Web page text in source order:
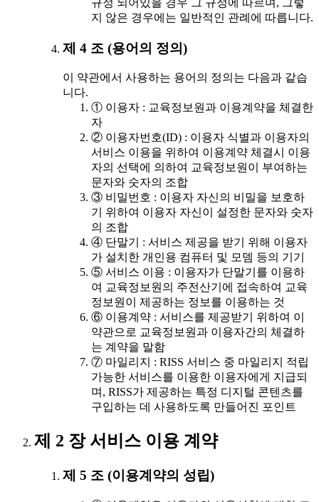
규정 되어있을 경우 그 규정에 따르며, 그렇
지 않은 경우에는 일반적인 관례에 따릅니다.
제 4 조 (용어의 정의)
이 약관에서 사용하는 용어의 정의는 다음과 같습
니다.
① 이용자 : 교육정보원과 이용계약을 체결한
자
② 이용자번호(ID) : 이용자 식별과 이용자의
서비스 이용을 위하여 이용계약 체결시 이용
자의 선택에 의하여 교육정보원이 부여하는
문자와 숫자의 조합
③ 비밀번호 : 이용자 자신의 비밀을 보호하
기 위하여 이용자 자신이 설정한 문자와 숫자
의 조합
④ 단말기 : 서비스 제공을 받기 위해 이용자
가 설치한 개인용 컴퓨터 및 모뎀 등의 기기
⑤ 서비스 이용 : 이용자가 단말기를 이용하
여 교육정보원의 주전산기에 접속하여 교육
정보원이 제공하는 정보를 이용하는 것
⑥ 이용계약 : 서비스를 제공받기 위하여 이
약관으로 교육정보원과 이용자간의 체결하
는 계약을 말함
⑦ 마일리지 : RISS 서비스 중 마일리지 적립
가능한 서비스를 이용한 이용자에게 지급되
며, RISS가 제공하는 특정 디지털 콘텐츠를
구입하는 데 사용하도록 만들어진 포인트
제 2 장 서비스 이용 계약
제 5 조 (이용계약의 성립)